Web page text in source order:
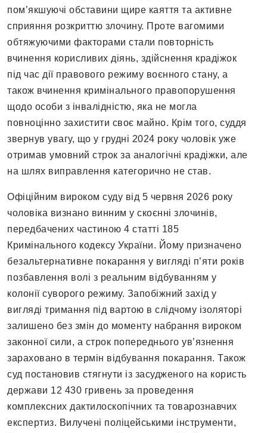
пом’якшуючі обставини щире каяття та активне
сприяння розкриттю злочину. Проте вагомими
обтяжуючими факторами стали повторність
вчинення корисливих діянь, здійснення крадіжок
під час дії правового режиму воєнного стану, а
також вчинення кримінального правопорушення
щодо особи з інвалідністю, яка не могла
повноцінно захистити своє майно. Крім того, суддя
звернув увагу, що у грудні 2024 року чоловік уже
отримав умовний строк за аналогічні крадіжки, але
на шлях виправлення категорично не став.
Офіційним вироком суду від 5 червня 2026 року
чоловіка визнано винним у скоєнні злочинів,
передбачених частиною 4 статті 185
Кримінального кодексу України. Йому призначено
безальтернативне покарання у вигляді п’яти років
позбавлення волі з реальним відбуванням у
колонії суворого режиму. Запобіжний захід у
вигляді тримання під вартою в слідчому ізоляторі
залишено без змін до моменту набрання вироком
законної сили, а строк попереднього ув’язнення
зараховано в термін відбування покарання. Також
суд постановив стягнути із засудженого на користь
держави 12 430 гривень за проведення
комплексних дактилоскопічних та товарознавчих
експертиз. Вилучені поліцейськими інструменти,